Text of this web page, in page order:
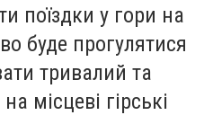
поїздки у гори на
буде прогулятися
тривалий та
місцеві гірські